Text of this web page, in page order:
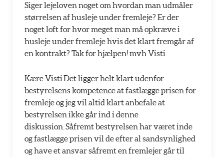
Siger lejeloven noget om hvordan man udmåler
størrelsen af husleje under fremleje? Er der
noget loft for hvor meget man må opkræve i
husleje under fremleje hvis det klart fremgår af
en kontrakt? Tak for hjælpen! mvh Visti
Kære Visti Det ligger helt klart udenfor
bestyrelsens kompetence at fastlægge prisen for
fremleje og jeg vil altid klart anbefale at
bestyrelsen ikke går ind i denne
diskussion. Såfremt bestyrelsen har været inde
og fastlægge prisen vil de efter al sandsynlighed
og have et ansvar såfremt en fremlejer går til